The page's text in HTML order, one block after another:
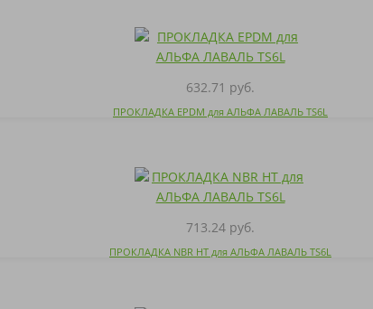
632.71 руб.
ПРОКЛАДКА EPDM для АЛЬФА ЛАВАЛЬ TS6L
713.24 руб.
ПРОКЛАДКА NBR HT для АЛЬФА ЛАВАЛЬ TS6L